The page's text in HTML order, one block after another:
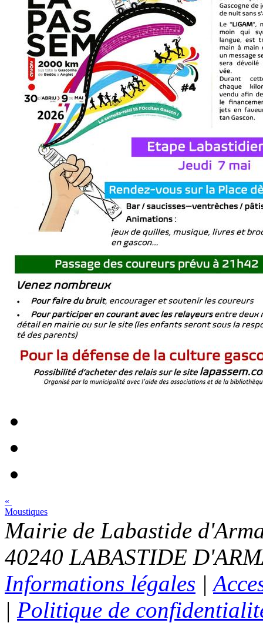
«
Moustiques
Mairie de Labastide
40240 LABASTIDE
Informations légales |
| Politique de